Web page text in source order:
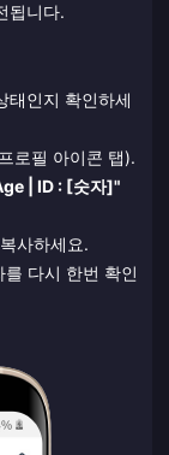
됩니다.
인지 확인하세
로필 아이콘 탭).
| ID : [숫자]"
사하세요.
다시 한번 확인